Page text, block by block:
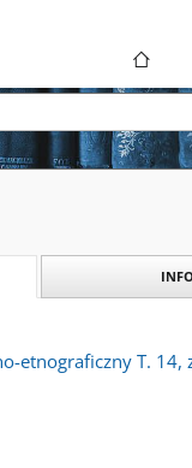
etnograficzny T.